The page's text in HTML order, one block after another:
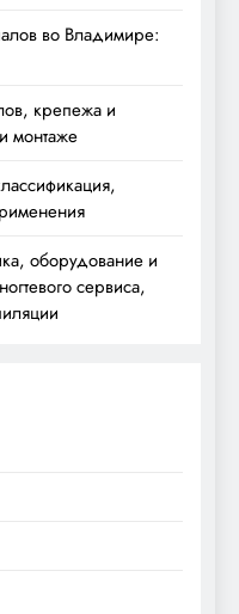
во Владимире:
крепежа и
монтаже
оборудование и
сервиса,